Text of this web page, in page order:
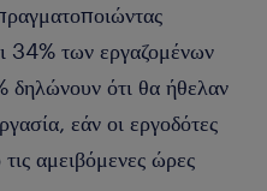
34% των εργαζομένων
δηλώνουν ότι θα ήθελαν
εάν οι εργοδότες
αμειβόμενες ώρες